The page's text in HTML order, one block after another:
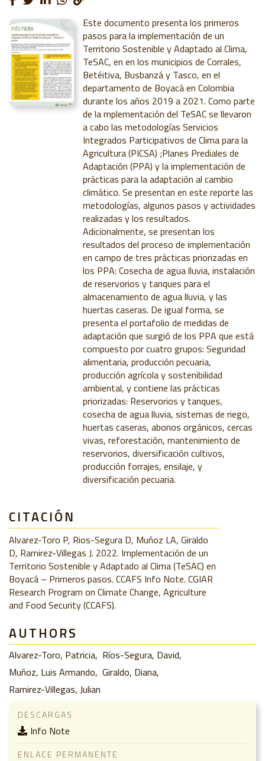
Este documento presenta los primeros
pasos para la implementación de un
Territorio Sostenible y Adaptado al Clima,
TeSAC, en en los municipios de Corrales,
Betéitiva, Busbanzá y Tasco, en el
departamento de Boyacá en Colombia
durante los años 2019 a 2021. Como parte
de la mplementación del TeSAC se llevaron
a cabo las metodologías Servicios
Integrados Participativos de Clima para la
Agricultura (PICSA) ;Planes Prediales de
Adaptación (PPA) y la implementación de
prácticas para la adaptación al cambio
climático. Se presentan en este reporte las
metodologías, algunos pasos y actividades
realizadas y los resultados.
Adicionalmente, se presentan los
resultados del proceso de implementación
en campo de tres prácticas priorizadas en
los PPA: Cosecha de agua lluvia, instalación
de reservorios y tanques para el
almacenamiento de agua lluvia, y las
huertas caseras. De igual forma, se
presenta el portafolio de medidas de
adaptación que surgió de los PPA que está
compuesto por cuatro grupos: Seguridad
alimentaria, producción pecuaria,
producción agrícola y sostenibilidad
ambiental, y contiene las prácticas
priorizadas: Reservorios y tanques,
cosecha de agua lluvia, sistemas de riego,
huertas caseras, abonos orgánicos, cercas
vivas, reforestación, mantenimiento de
reservorios, diversificación cultivos,
producción forrajes, ensilaje, y
diversificación pecuaria.
CITACIÓN
Alvarez-Toro P, Rios-Segura D, Muñoz LA, Giraldo
D, Ramirez-Villegas J. 2022. Implementación de un
Territorio Sostenible y Adaptado al Clima (TeSAC) en
Boyacá – Primeros pasos. CCAFS Info Note. CGIAR
Research Program on Climate Change, Agriculture
and Food Security (CCAFS).
AUTHORS
Alvarez-Toro, Patricia Ríos-Segura, David
Muñoz, Luis Armando Giraldo, Diana
Ramirez-Villegas, Julian
DESCARGAS
Info Note
ENLACE PERMANENTE